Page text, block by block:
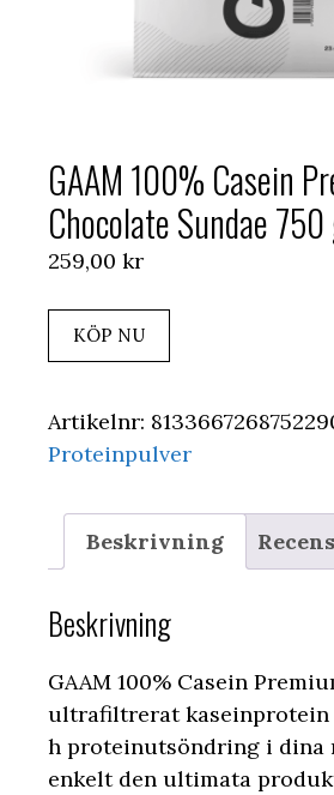
GAAM 100% Casein
Chocolate Sundae
259,00 kr
KÖP NU
Artikelnr:
Proteinpulver
Beskrivning
Beskrivning
GAAM 100% Casein
ultrafiltrerat kaseinprotein
h proteinutsöndring i dina
enkelt den ultimata